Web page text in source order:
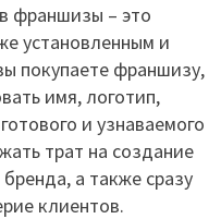
франшизы – это
установленным и
покупаете франшизу,
имя, логотип,
и узнаваемого
трат на создание
а также сразу
клиентов.